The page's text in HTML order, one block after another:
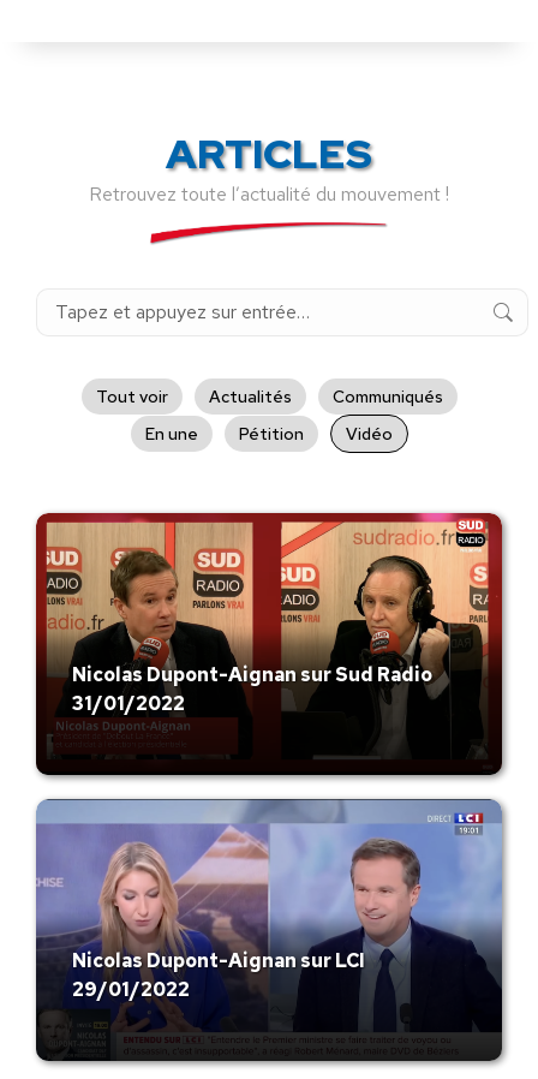
ARTICLES
Retrouvez toute l’actualité du mouvement !
Recherche
Tout voir Actualités
Communiqués
En une
Pétition Vidéo
Nicolas Dupont-Aignan sur Sud Radio
31/01/2022
Nicolas Dupont-Aignan sur LCI
29/01/2022